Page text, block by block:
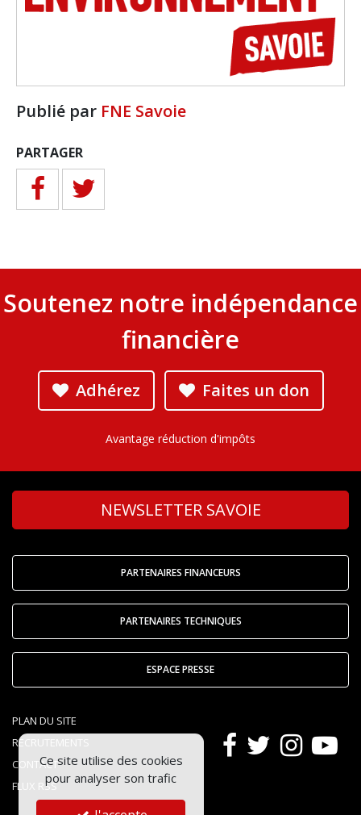
Publié par FNE Savoie
PARTAGER
Soutenez notre indépendance
financière
Adhérez Faites un don
Avantage réduction d'impôts
NEWSLETTER SAVOIE
PARTENAIRES FINANCEURS
PARTENAIRES TECHNIQUES
ESPACE PRESSE
PLAN DU SITE
RECRUTEMENTS
CONTACT
FLUX RSS
Ce site utilise des cookies
pour analyser son trafic